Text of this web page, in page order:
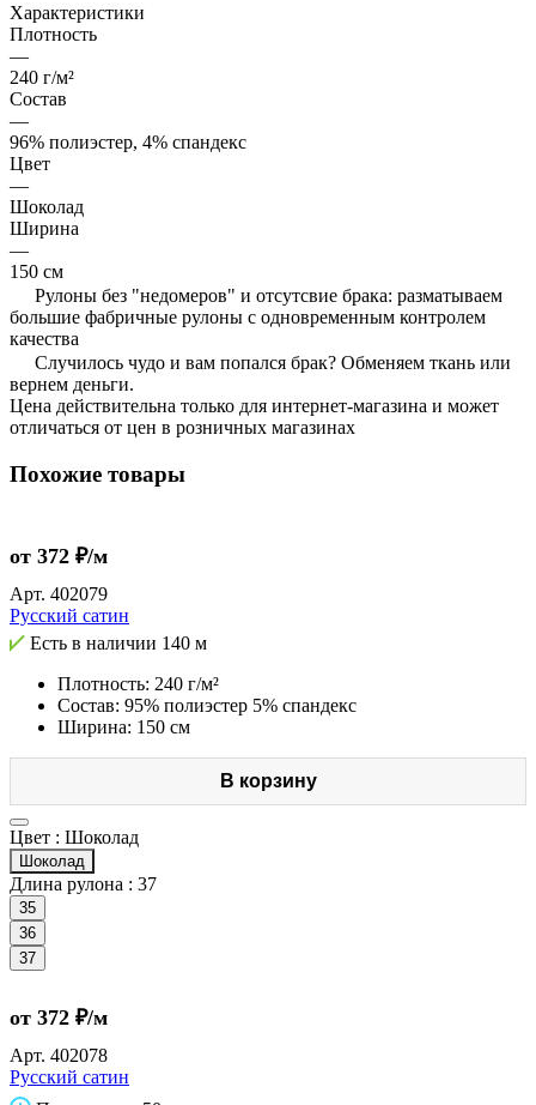
Характеристики
Плотность
—
240 г/м²
Состав
—
96% полиэстер, 4% спандекс
Цвет
—
Шоколад
Ширина
—
150 см
Рулоны без "недомеров" и отсутсвие брака: разматываем
большие фабричные рулоны с одновременным контролем
качества
Случилось чудо и вам попался брак? Обменяем ткань или
вернем деньги.
Цена действительна только для интернет-магазина и может
отличаться от цен в розничных магазинах
Похожие товары
от 372 ₽/м
Арт. 402079
Русский сатин
Есть в наличии 140 м
Плотность: 240 г/м²
Состав: 95% полиэстер 5% спандекс
Ширина: 150 см
В корзину
Цвет : Шоколад
Шоколад
Длина рулона : 37
35
36
37
от 372 ₽/м
Арт. 402078
Русский сатин